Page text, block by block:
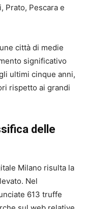
Prato, Pescara e
città di medie
significativo
ultimi cinque anni,
rispetto ai grandi
delle
Milano risulta la
Nel
613 truffe